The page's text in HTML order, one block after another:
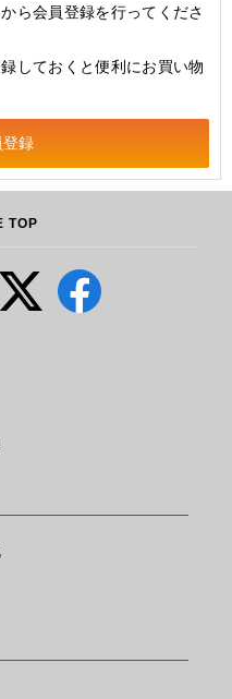
ら会員登録を行ってくださ
しておくと便利にお買い物
TOP